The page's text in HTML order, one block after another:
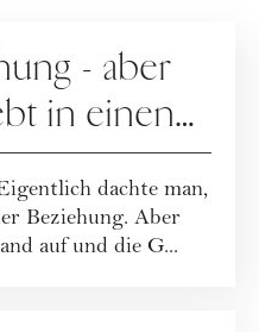
- aber
in einen
dachte man,
Beziehung. Aber
auf und die G...